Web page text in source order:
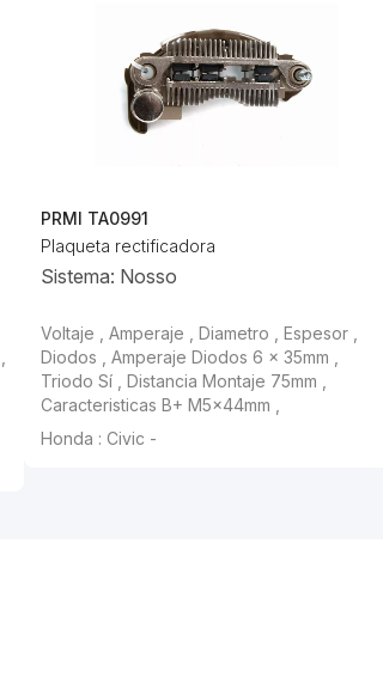
PRMI TA0991
Plaqueta rectificadora
Sistema: Nosso
Voltaje , Amperaje , Diametro , Espesor ,
Diodos , Amperaje Diodos 6 x 35mm ,
Triodo Sí , Distancia Montaje 75mm ,
Caracteristicas B+ M5×44mm ,
Honda : Civic -